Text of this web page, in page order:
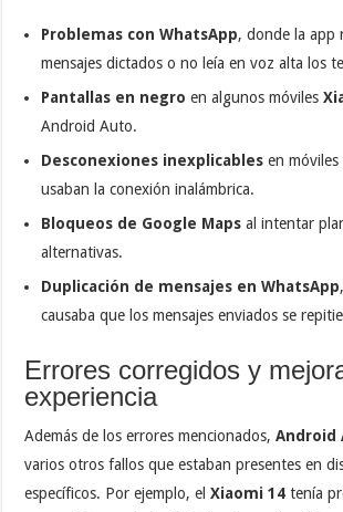
Problemas con WhatsApp, donde la app
mensajes dictados o no leía en voz alta los
Pantallas en negro en algunos móviles
Android Auto.
Desconexiones inexplicables en
usaban la conexión inalámbrica.
Bloqueos de Google Maps al intentar
alternativas.
Duplicación de mensajes en WhatsApp
causaba que los mensajes enviados se
Errores corregidos y
experiencia
Además de los errores mencionados,Android
varios otros fallos que estaban presentes en
específicos. Por ejemplo, elXiaomi 14 tenía